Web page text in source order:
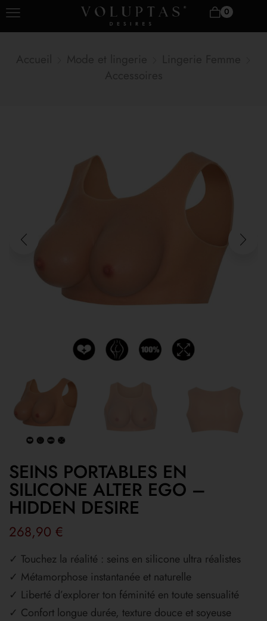
0
SEINS PORTABLES EN
SILICONE ALTER EGO –
HIDDEN DESIRE
268,90 €
✓ Touchez la réalité : seins en silicone ultra réalistes
✓ Métamorphose instantanée et naturelle
✓ Liberté d’explorer ton féminité en toute sensualité
✓ Confort longue durée, texture douce et soyeuse